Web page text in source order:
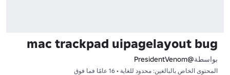
mac trackpad uipagelayout bug
بواسطة@PresidentVenom
المحتوى الخاص بالبالغين: محدود للغاية • 16 عامًا فما فوق